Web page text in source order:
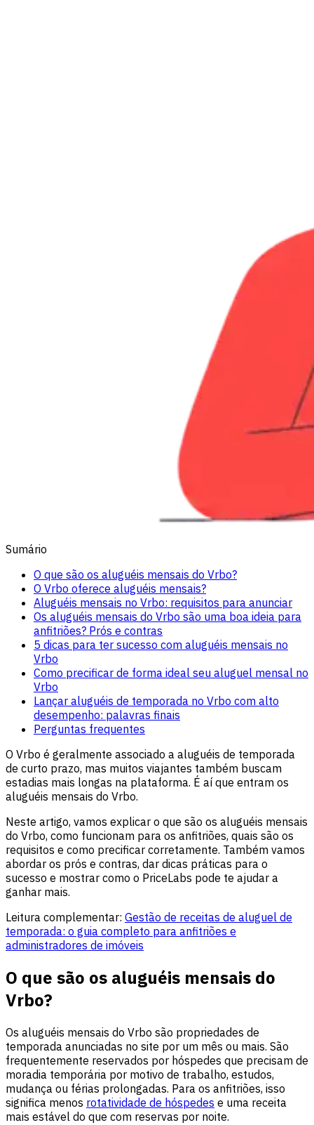
Sumário
O que são os aluguéis mensais do Vrbo?
O Vrbo oferece aluguéis mensais?
Aluguéis mensais no Vrbo: requisitos para anunciar
Os aluguéis mensais do Vrbo são uma boa ideia para
anfitriões? Prós e contras
5 dicas para ter sucesso com aluguéis mensais no
Vrbo
Como precificar de forma ideal seu aluguel mensal no
Vrbo
Lançar aluguéis de temporada no Vrbo com alto
desempenho: palavras finais
Perguntas frequentes
O Vrbo é geralmente associado a aluguéis de temporada
de curto prazo, mas muitos viajantes também buscam
estadias mais longas na plataforma. É aí que entram os
aluguéis mensais do Vrbo.
Neste artigo, vamos explicar o que são os aluguéis mensais
do Vrbo, como funcionam para os anfitriões, quais são os
requisitos e como precificar corretamente. Também vamos
abordar os prós e contras, dar dicas práticas para o
sucesso e mostrar como o PriceLabs pode te ajudar a
ganhar mais.
Leitura complementar: Gestão de receitas de aluguel de
temporada: o guia completo para anfitriões e
administradores de imóveis
O que são os aluguéis mensais do
Vrbo?
Os aluguéis mensais do Vrbo são propriedades de
temporada anunciadas no site por um mês ou mais. São
frequentemente reservados por hóspedes que precisam de
moradia temporária por motivo de trabalho, estudos,
mudança ou férias prolongadas. Para os anfitriões, isso
significa menos rotatividade de hóspedes e uma receita
mais estável do que com reservas por noite.